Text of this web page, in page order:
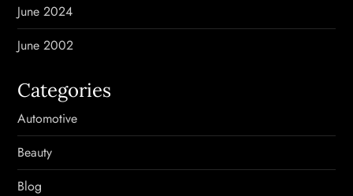
June 2024
June 2002
Categories
Automotive
Beauty
Blog